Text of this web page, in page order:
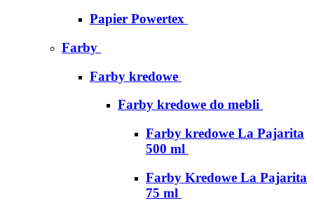
Papier Powertex
Farby
Farby kredowe
Farby kredowe do mebli
Farby kredowe La Pajarita
500 ml
Farby Kredowe La Pajarita
75 ml